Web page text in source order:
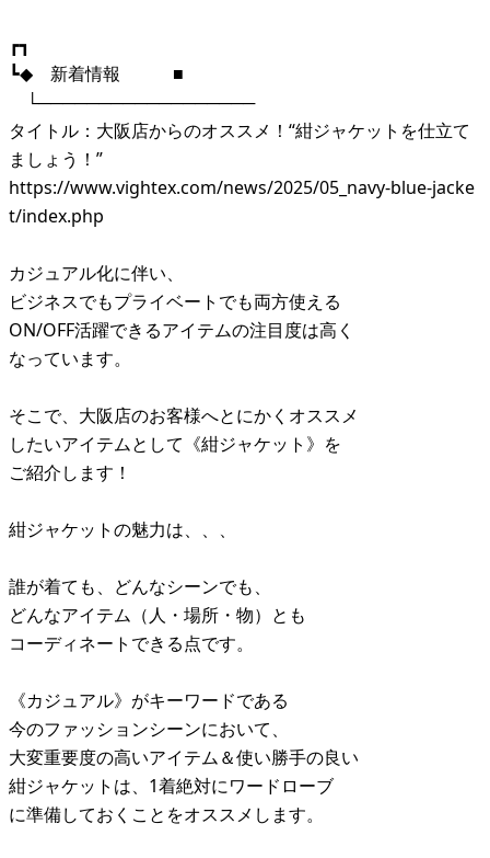
┏┓
┗◆ 新着情報 ■
└──────────────────
タイトル：大阪店からのオススメ！“紺ジャケットを仕立て
ましょう！”
https://www.vightex.com/news/2025/05_navy-blue-jacke
t/index.php
カジュアル化に伴い、
ビジネスでもプライベートでも両方使える
ON/OFF活躍できるアイテムの注目度は高く
なっています。
そこで、大阪店のお客様へとにかくオススメ
したいアイテムとして《紺ジャケット》を
ご紹介します！
紺ジャケットの魅力は、、、
誰が着ても、どんなシーンでも、
どんなアイテム（人・場所・物）とも
コーディネートできる点です。
《カジュアル》がキーワードである
今のファッションシーンにおいて、
大変重要度の高いアイテム＆使い勝手の良い
紺ジャケットは、1着絶対にワードローブ
に準備しておくことをオススメします。